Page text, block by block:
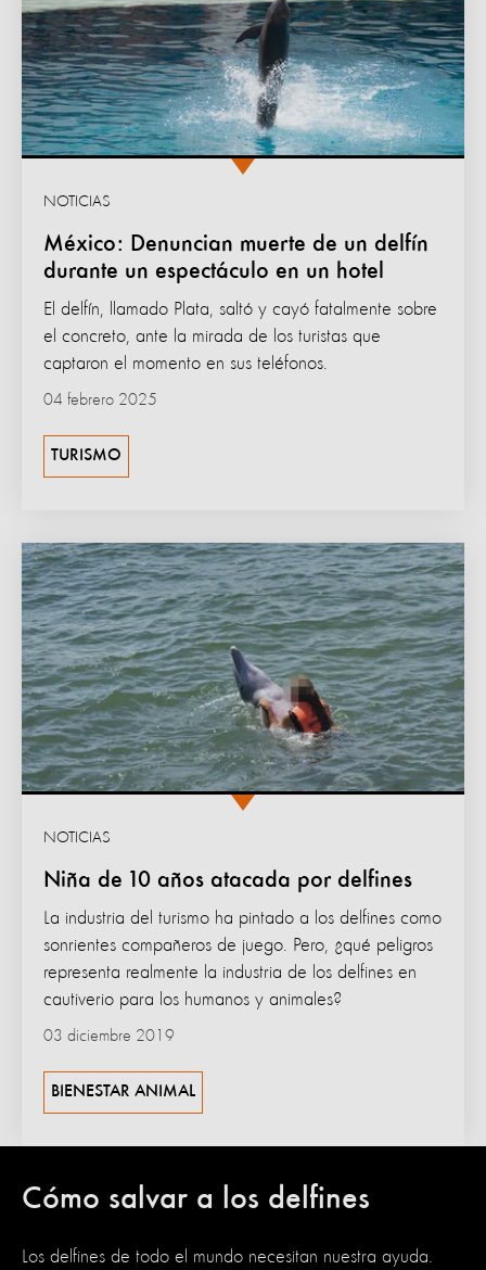
México: Denuncian muerte de un delfín
durante un espectáculo en un hotel
NOTICIAS
El delfín, llamado Plata, saltó y cayó fatalmente sobre
el concreto, ante la mirada de los turistas que
captaron el momento en sus teléfonos.
04 febrero 2025
TURISMO
Niña de 10 años atacada por delfines
NOTICIAS
La industria del turismo ha pintado a los delfines como
sonrientes compañeros de juego. Pero, ¿qué peligros
representa realmente la industria de los delfines en
cautiverio para los humanos y animales?
03 diciembre 2019
BIENESTAR ANIMAL
Cómo salvar a los delfines
Los delfines de todo el mundo necesitan nuestra ayuda.